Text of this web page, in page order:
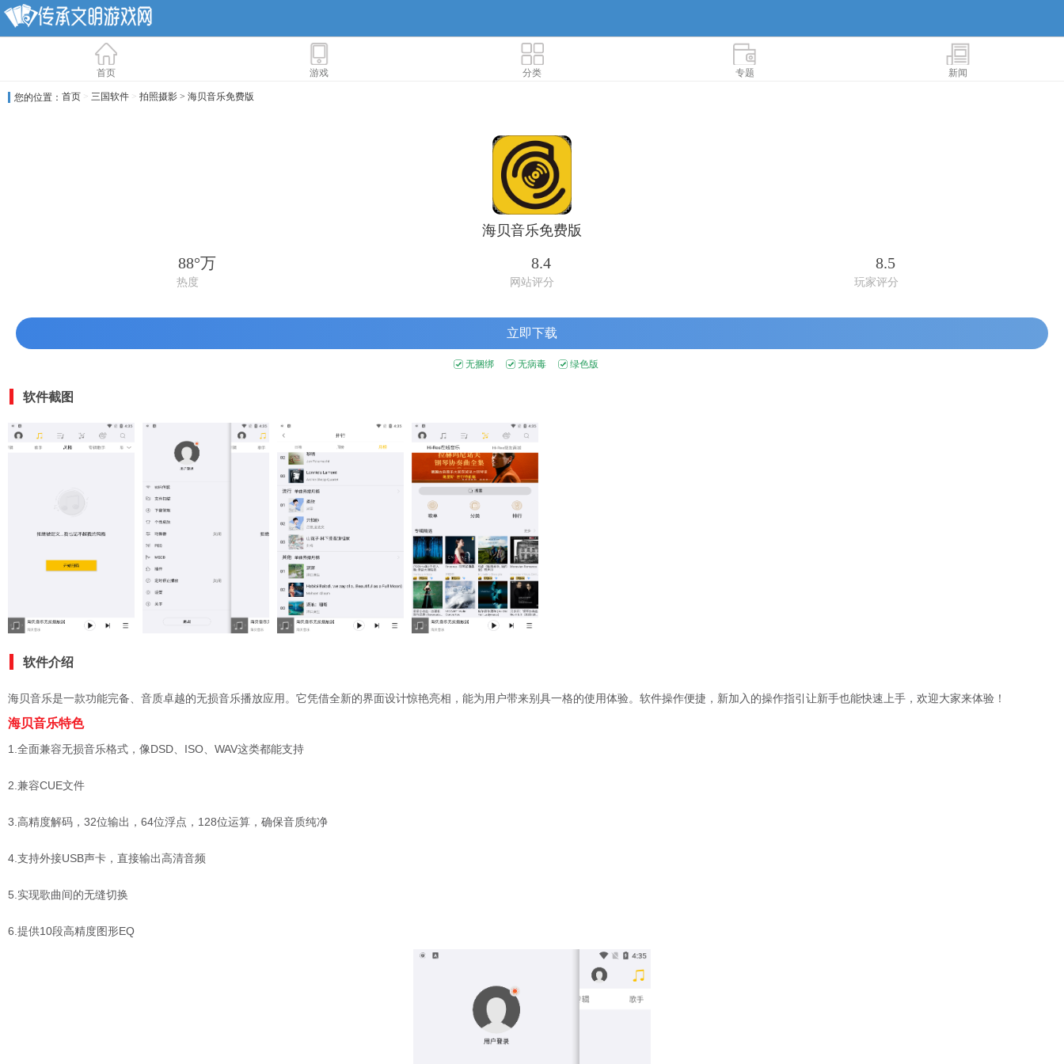
首页 游戏 分类 专题 新闻
您的位置： 首页 > 三国软件 > 拍照摄影 > 海贝音乐免费版
海贝音乐免费版
88°万
热度
8.4
网站评分
8.5
玩家评分
立即下载
无捆绑 无病毒 绿色版
软件截图
软件介绍
海贝音乐是一款功能完备、音质卓越的无损音乐播放应用。它凭借全新的界面设计惊艳亮相，能为用户带来别具一格的使用体验。软件操作便捷，新加入的操作指引让新手也能快速上手，欢迎大家来体验！
海贝音乐特色
1.全面兼容无损音乐格式，像DSD、ISO、WAV这类都能支持
2.兼容CUE文件
3.高精度解码，32位输出，64位浮点，128位运算，确保音质纯净
4.支持外接USB声卡，直接输出高清音频
5.实现歌曲间的无缝切换
6.提供10段高精度图形EQ